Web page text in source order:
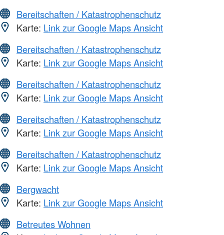
Bereitschaften / Katastrophenschutz
Karte: Link zur Google Maps Ansicht
Bereitschaften / Katastrophenschutz
Karte: Link zur Google Maps Ansicht
Bereitschaften / Katastrophenschutz
Karte: Link zur Google Maps Ansicht
Bereitschaften / Katastrophenschutz
Karte: Link zur Google Maps Ansicht
Bereitschaften / Katastrophenschutz
Karte: Link zur Google Maps Ansicht
Bergwacht
Karte: Link zur Google Maps Ansicht
Betreutes Wohnen